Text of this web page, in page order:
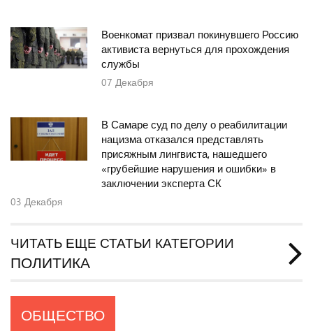
Военкомат призвал покинувшего Россию
активиста вернуться для прохождения
службы
07 Декабря
В Самаре суд по делу о реабилитации
нацизма отказался представлять
присяжным лингвиста, нашедшего
«грубейшие нарушения и ошибки» в
заключении эксперта СК
03 Декабря
ЧИТАТЬ ЕЩЕ СТАТЬИ КАТЕГОРИИ
ПОЛИТИКА
ОБЩЕСТВО